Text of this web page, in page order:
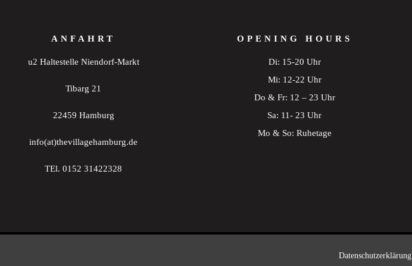
ANFAHRT
u2 Haltestelle Niendorf-Markt
Tibarg 21
22459 Hamburg
info(at)thevillagehamburg.de
TEl. 0152 31422328
OPENING HOURS
Di: 15-20 Uhr
Mi: 12-22 Uhr
Do & Fr: 12 – 23 Uhr
Sa: 11- 23 Uhr
Mo & So: Ruhetage
Datenschutzerklärung